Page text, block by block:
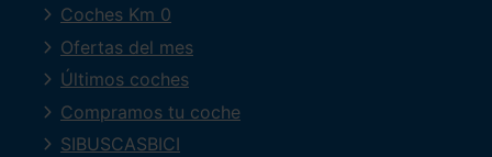
Coches Km 0
Ofertas del mes
Últimos coches
Compramos tu coche
SIBUSCASBICI